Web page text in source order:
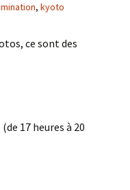
, kyoto
ce sont des
17 heures à 20